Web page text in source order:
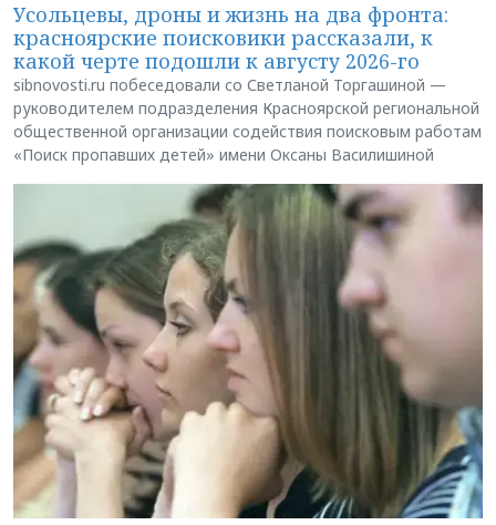
Усольцевы, дроны и жизнь на два фронта:
красноярские поисковики рассказали, к
какой черте подошли к августу 2026-го
sibnovosti.ru побеседовали со Светланой Торгашиной —
руководителем подразделения Красноярской региональной
общественной организации содействия поисковым работам
«Поиск пропавших детей» имени Оксаны Василишиной